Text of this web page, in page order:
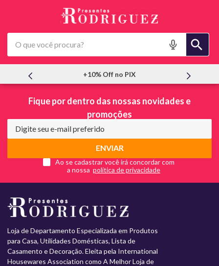
O que você procura?
+10% Off no PIX
Fique por dentro das nossas novidades e
promoções
ENVIAR
Ao se cadastrar você irá concordar com
a nossa
Loja de Departamento Especializada em Produtos
para Casa, Utilidades Domésticas, Lista de
Casamento e Decoração. Eleita pela International
Housewares Association como A Melhor Loja de